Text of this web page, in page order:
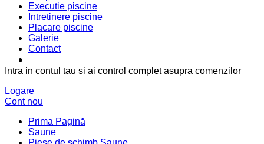
Executie piscine
Intretinere piscine
Placare piscine
Galerie
Contact
Intra in contul tau si ai control complet asupra comenzilor
Logare
Cont nou
Prima Pagină
Saune